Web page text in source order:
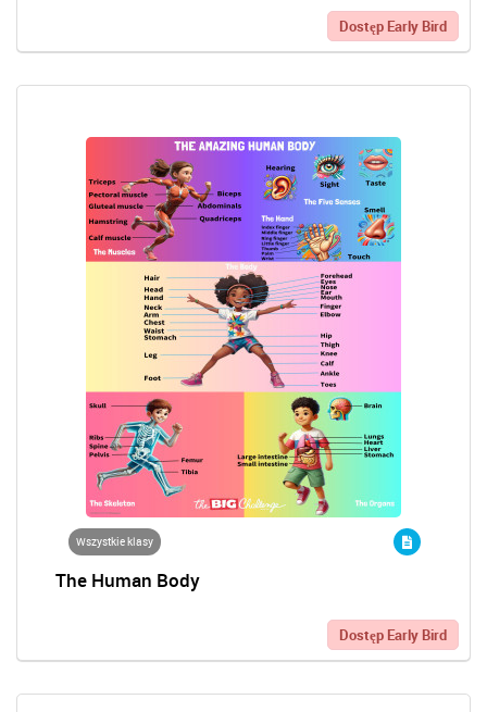
Dostęp Early Bird
Wszystkie klasy
The Human Body
Dostęp Early Bird